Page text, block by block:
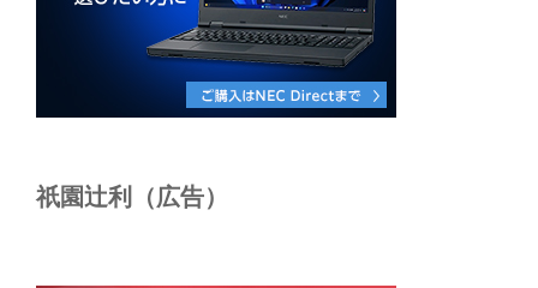
祇園辻利（広告）